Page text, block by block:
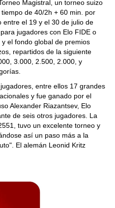
Magistral, un torneo suizo
de 40/2h + 60 min. por
entre el 19 y el 30 de julio de
jugadores con Elo FIDE o
el fondo global de premios
repartidos de la siguiente
3.000, 2.500, 2.000, y
entre ellos 17 grandes
y fue ganado por el
Alexander Riazantsev, Elo
de seis otros jugadores. La
tuvo un excelente torneo y
así un paso más a la
El alemán Leonid Kritz